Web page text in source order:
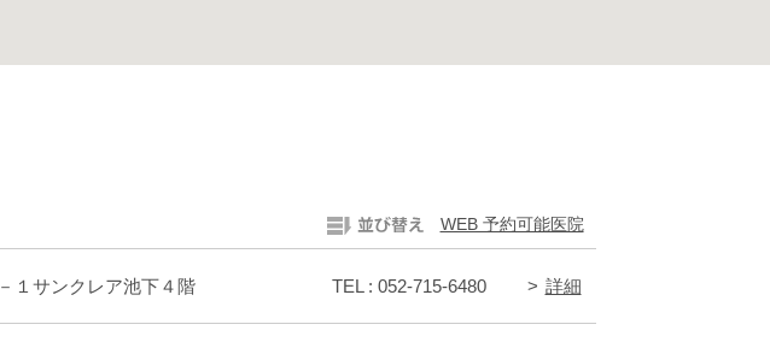
WEB 予約可能医院
１サンクレア池下４階 TEL : 052-715-6480 詳細